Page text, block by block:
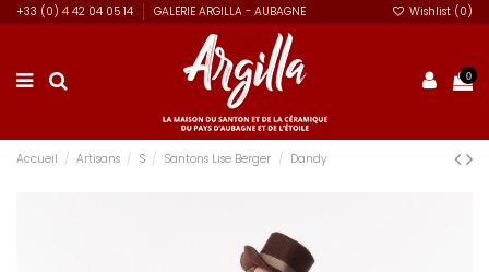
+33 (0) 4 42 04 05 14 GALERIE ARGILLA - AUBAGNE Wishlist (0)
0
Accueil Artisans S Santons Lise Berger Dandy